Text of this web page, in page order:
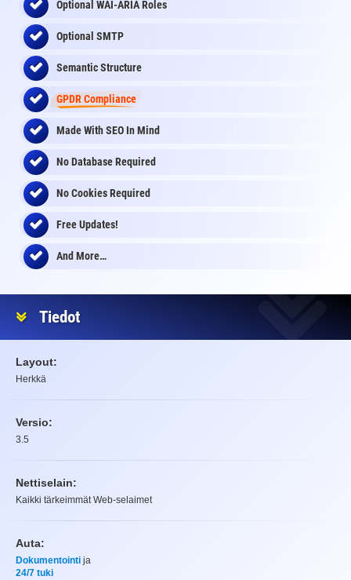
Optional WAI-ARIA Roles
Optional SMTP
Semantic Structure
GPDR Compliance
Made With SEO In Mind
No Database Required
No Cookies Required
Free Updates!
And More…
Tiedot
Layout:
Herkkä
Versio:
3.5
Nettiselain:
Kaikki tärkeimmät Web-selaimet
Auta:
Dokumentointi ja
24/7 tuki